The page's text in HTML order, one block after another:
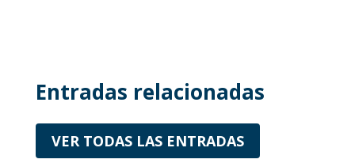
Entradas relacionadas
VER TODAS LAS ENTRADAS